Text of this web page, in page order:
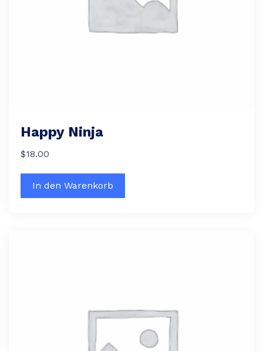
Happy Ninja
$18.00
In den Warenkorb